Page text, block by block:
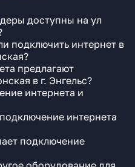
доступны на ул
подключить интернет в
предлагают
в г. Энгельс?
интернета и
интернета
подключение